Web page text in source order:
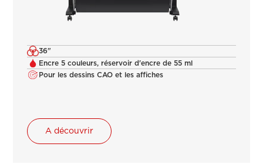
36"
Encre 5 couleurs, réservoir d'encre de 55 ml
Pour les dessins CAO et les affiches
A découvrir